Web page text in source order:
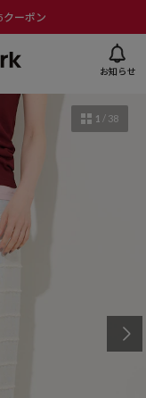
ーポン
お知らせ
1 / 38